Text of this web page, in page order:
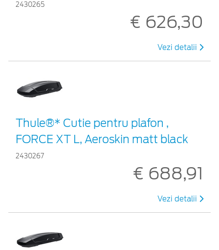
2430265
€ 626,30
Vezi detalii
Thule®* Cutie pentru plafon ,
FORCE XT L, Aeroskin matt black
2430267
€ 688,91
Vezi detalii